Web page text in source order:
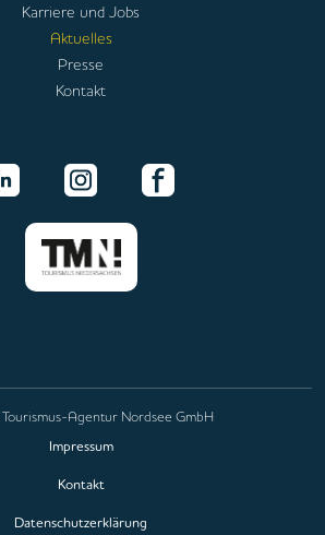
Karriere und Jobs
Aktuelles
Presse
Kontakt
Agentur Nordsee GmbH
Impressum
Kontakt
Datenschutzerklärung